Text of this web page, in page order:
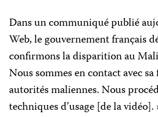
Dans un communiqué publié
Web, le gouvernement français
confirmons la disparition au
Nous sommes en contact avec
autorités maliennes. Nous
techniques d’usage [de la vidéo].